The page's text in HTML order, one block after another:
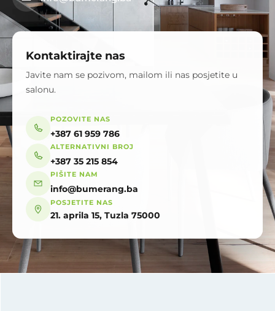
Kontaktirajte nas
Javite nam se pozivom, mailom ili nas posjetite u
salonu.
POZOVITE NAS
+387 61 959 786
ALTERNATIVNI BROJ
+387 35 215 854
PIŠITE NAM
info@bumerang.ba
POSJETITE NAS
21. aprila 15, Tuzla 75000